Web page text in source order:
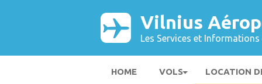
Vilnius
Les Services et
HOME VOLS LOCATION